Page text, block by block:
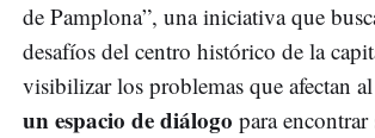
de Pamplona”, una iniciativa que
desafíos del centro histórico de la
visibilizar los problemas que afectan
un espacio de diálogo para